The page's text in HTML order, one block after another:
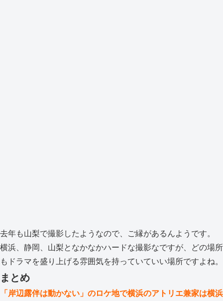
去年も山梨で撮影したようなので、ご縁があるんようです。
横浜、静岡、山梨となかなかハードな撮影なですが、どの場所
もドラマを盛り上げる雰囲気を持っていていい場所ですよね。
まとめ
「岸辺露伴は動かない」のロケ地で横浜のアトリエ兼家は横浜